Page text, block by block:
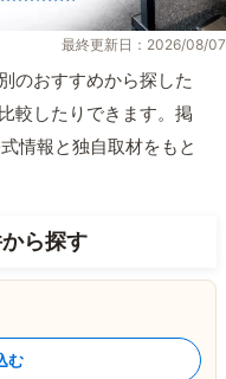
最終更新日：2026/08/07
のおすすめから探した
較したりできます。掲
情報と独自取材をもと
ら探す
む